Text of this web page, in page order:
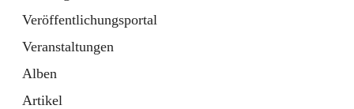
Veröffentlichungsportal
Veranstaltungen
Alben
Artikel